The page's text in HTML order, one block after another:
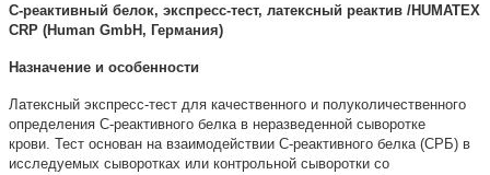
C-реактивный белок, экспресс-тест, латексный реактив /HUMATEX
CRP (Human GmbH, Германия)
Назначение и особенности
Латексный экспресс-тест для качественного и полуколичественного
определения C-реактивного белка в неразведенной сыворотке
крови. Тест основан на взаимодействии C-реактивного белка (СРБ) в
исследуемых сыворотках или контрольной сыворотки со